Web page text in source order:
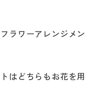
ラワーアレンジメン
はどちらもお花を用